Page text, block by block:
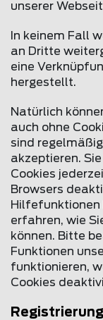
unserer
In keinem Fall
an Dritte
eine
hergestellt.
Natürlich
auch ohne
sind
akzeptieren.
Cookies
Browsers
Hilfefunktionen
erfahren, wie
können. Bitte
Funktionen
funktionieren,
Cookies